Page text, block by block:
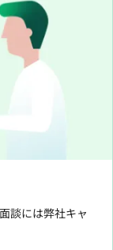
談には弊社キャ